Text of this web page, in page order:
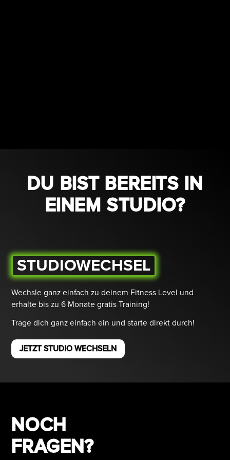
DU BIST BEREITS IN
EINEM STUDIO?
STUDIOWECHSEL
Wechsle ganz einfach zu deinem Fitness Level und
erhalte bis zu 6 Monate gratis Training!
Trage dich ganz einfach ein und starte direkt durch!
JETZT STUDIO WECHSELN
NOCH
FRAGEN?